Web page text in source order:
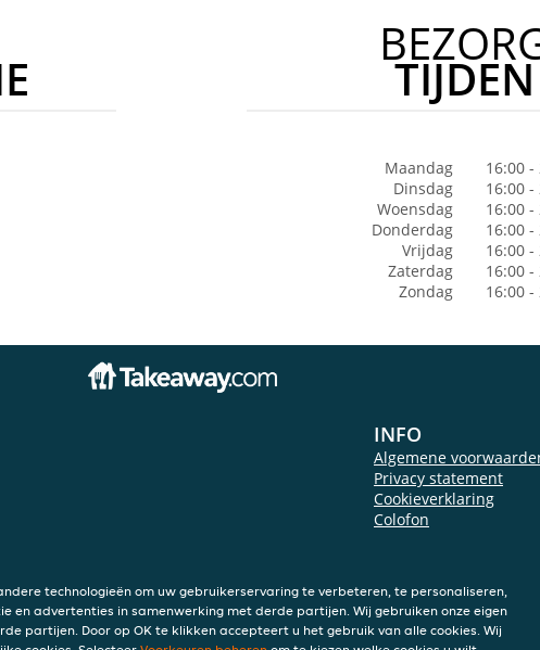
TIJDEN
Maandag
16:00 -
Dinsdag
16:00 -
Woensdag
16:00 -
Donderdag
16:00 -
Vrijdag
16:00 -
Zaterdag
16:00 -
Zondag
16:00 -
INFO
Algemene
Privacy statement
Cookieverklaring
Colofon
technologieën om uw gebruikerservaring te verbeteren, te personaliseren,
en advertenties in samenwerking met derde partijen. Wij gebruiken onze eigen
partijen. Door op OK te klikken accepteert u het gebruik van alle cookies. Wij